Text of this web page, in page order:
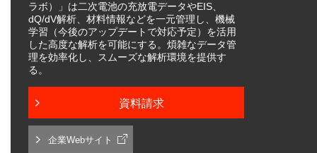
ラボ）」は二次電池の充放電データやEIS、
dQ/dV解析、材料情報などを一元管理し、機械
学習（今後のアップデートで対応予定）を活用
した高度な解析を可能にする。煩雑なデータ管
理を効率化し、スムーズな解析環境を提供す
る。
資料請求
企業Webサイト